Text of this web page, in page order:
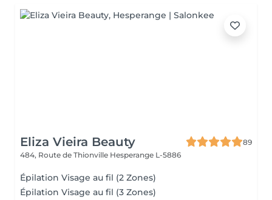
Eliza Vieira Beauty
89
484, Route de Thionville Hesperange L-5886
Épilation Visage au fil (2 Zones)
Épilation Visage au fil (3 Zones)